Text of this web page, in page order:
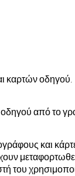
καρτών οδηγού.
από το
και
του